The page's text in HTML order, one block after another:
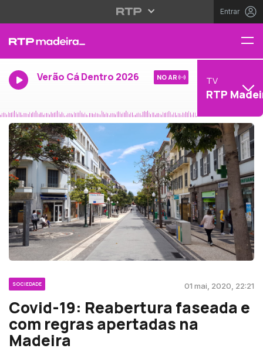
Entrar
Verão Cá Dentro 2026 NO AR TV
RTP
SOCIEDADE 01 mai, 2020, 22:21
Covid-19: Reabertura faseada e
com regras apertadas na
Madeira